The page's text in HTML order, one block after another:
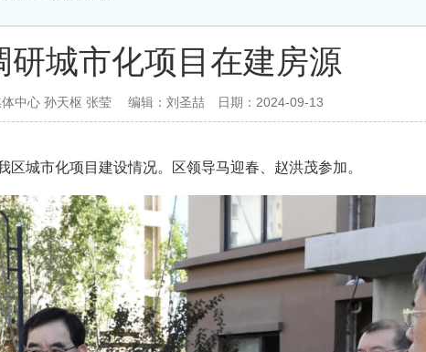
研城市化项目在建房源
体中心 孙天枢 张莹 编辑： 刘圣喆 日期： 2024-09-13
城市化项目建设情况。区领导马迎春、赵洪茂参加。